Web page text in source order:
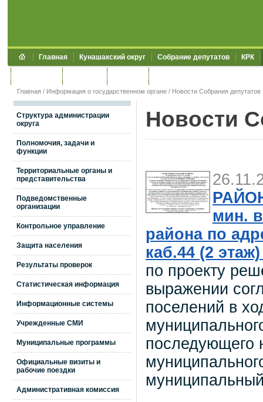
Главная Кунашакский округ Собрание депутатов КРК
Главная / Информация о государственном органе / Новости Собрания депутатов
Структура администрации
округа
Полномочия, задачи и
функции
Территориальные органы и
представительства
Подведомственные
организации
Контрольное управление
Защита населения
Результаты проверок
Статистическая информация
Информационные системы
Учрежденные СМИ
Муниципальные программы
Официальные визиты и
рабочие поездки
Административная комиссия
Новости
мин.
района по
каб.44 (2
по проекту
выражении
поселений в
последующего